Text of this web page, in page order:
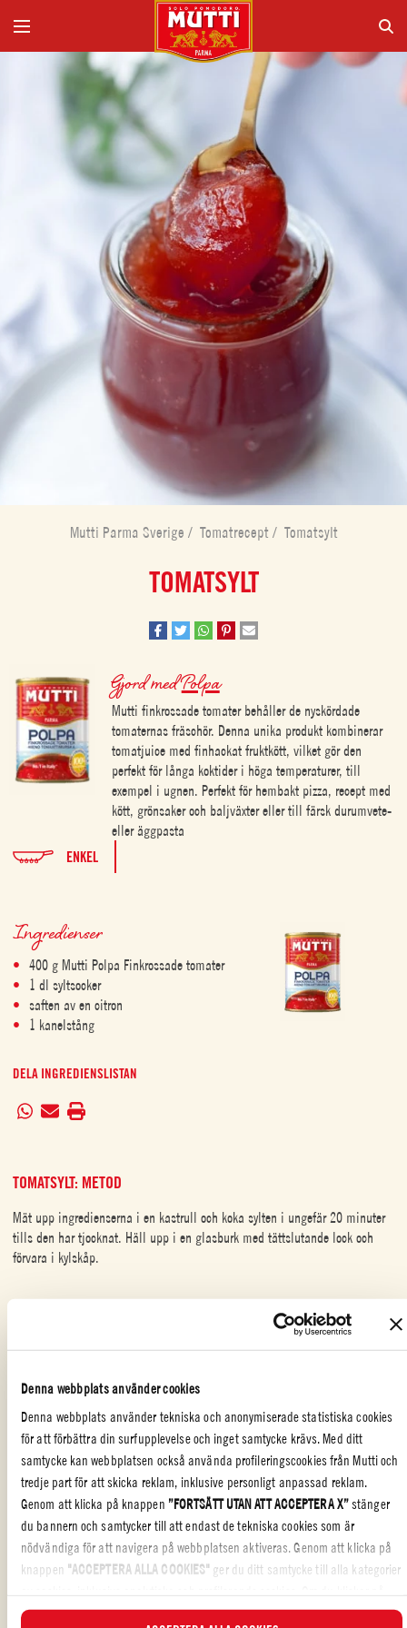
Denna webbplats använder cookies
Denna webbplats använder tekniska och anonymiserade statistiska cookies
för att förbättra din surfupplevelse och inget samtycke krävs. Med ditt
samtycke kan webbplatsen också använda profileringscookies från Mutti och
tredje part för att skicka reklam, inklusive personligt anpassad reklam.
Genom att klicka på knappen ”FORTSÄTT UTAN ATT ACCEPTERA X”stänger
du bannern och samtycker till att endast de tekniska cookies som är
nödvändiga för att navigera på webbplatsen aktiveras. Genom att klicka på
knappen "ACCEPTERA ALLA COOKIES" ger du ditt samtycke till alla kategorier
knappen"AVVISA ALLA COOKIES" aktiveras endast tekniska cookies och
Mutti Parma Sverige / Tomatrecept / Tomatsylt
TOMATSYLT
Gjord medPolpa
Mutti finkrossade tomater behåller de nyskördade
tomaternas fräschör. Denna unika produkt kombinerar
tomatjuice med finhackat fruktkött, vilket gör den
perfekt för långa koktider i höga temperaturer, till
exempel i ugnen. Perfekt för hembakt pizza, recept med
kött, grönsaker och baljväxter eller till färsk durumvete-
eller äggpasta
ENKEL
Ingredienser
400 g Mutti Polpa Finkrossade tomater
1 dl syltsocker
saften av en citron
1 kanelstång
DELA INGREDIENSLISTAN
TOMATSYLT: METOD
Mät upp ingredienserna i en kastrull och koka sylten i ungefär 20 minuter
tills den har tjocknat. Häll upp i en glasburk med tättslutande lock och
förvara i kylskåp.
EFTERRÄTTER,SPECIELLA TILLFÄLLEN
Gillade du receptet?
RECENSERA OCH DELA MED DINA VÄNNER
ÄVEN GJORD MED: POLPA